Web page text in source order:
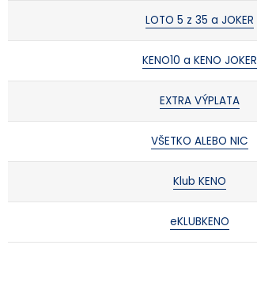
LOTO 5 z 35 a JOKER
KENO10 a KENO JOKER
EXTRA VÝPLATA
VŠETKO ALEBO NIC
Klub KENO
eKLUBKENO